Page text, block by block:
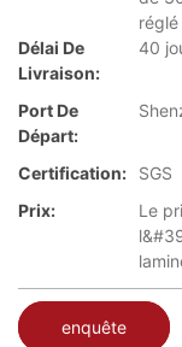
Délai De
Livraison:
40
Port De
Départ:
Certification:
SGS
Prix:
Le
enquête